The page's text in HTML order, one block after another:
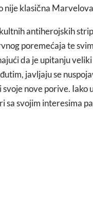
nije klasična
antiherojskih
poremećaja te
da je upitanju
javljaju se
nove porive. Iako
svojim interesima